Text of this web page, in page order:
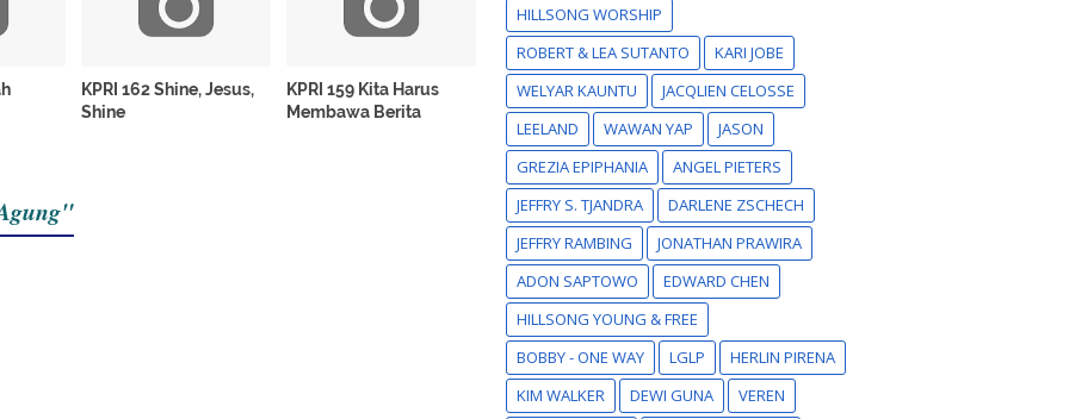
KPRI 162 Shine, Jesus,
Shine
KPRI 159 Kita Harus
Membawa Berita
HILLSONG WORSHIP
ROBERT & LEA SUTANTO
KARI JOBE
WELYAR KAUNTU
JACQLIEN CELOSSE
LEELAND
WAWAN YAP
JASON
GREZIA EPIPHANIA
ANGEL PIETERS
JEFFRY S. TJANDRA
DARLENE ZSCHECH
JEFFRY RAMBING
JONATHAN PRAWIRA
ADON SAPTOWO
EDWARD CHEN
HILLSONG YOUNG & FREE
BOBBY - ONE WAY
LGLP
HERLIN PIRENA
KIM WALKER
DEWI GUNA
VEREN